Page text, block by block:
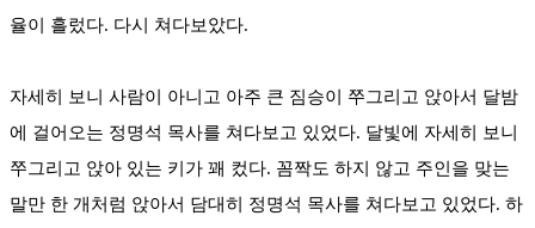
율이 흘렀다. 다시 쳐다보았다.
자세히 보니 사람이 아니고 아주 큰 짐승이 쭈그리고 앉아서 달밤
에 걸어오는 정명석 목사를 쳐다보고 있었다. 달빛에 자세히 보니
쭈그리고 앉아 있는 키가 꽤 컸다. 꼼짝도 하지 않고 주인을 맞는
말만 한 개처럼 앉아서 담대히 정명석 목사를 쳐다보고 있었다. 하